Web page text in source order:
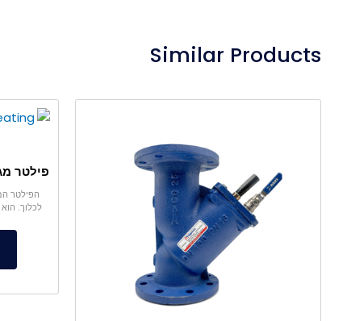
Similar Products
לכלוך.